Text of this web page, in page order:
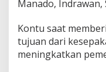
i
Manado, Indrawan,
Kontu saat
tujuan dari
meningkatkan